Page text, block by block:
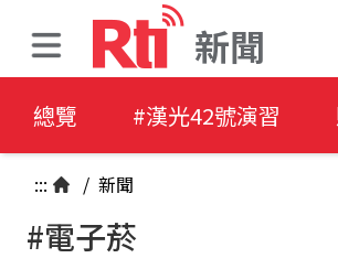
新聞
總覽 #漢光42號演習
::: / 新聞
#電子菸